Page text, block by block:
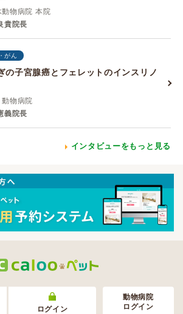
動物病院 本院
貴院長
がん
の子宮腺癌とフェレットのインスリノ
動物病院
義院長
インタビューをもっと見る
ログイン
動物病院
ログイン